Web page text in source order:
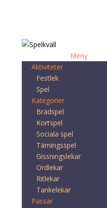
Meny
Aktiviteter
Festlek
Spel
Kategorier
Brädspel
Kortspel
Sociala spel
Tärningsspel
Gissningslekar
Ordlekar
Ritlekar
Tankelekar
Passar